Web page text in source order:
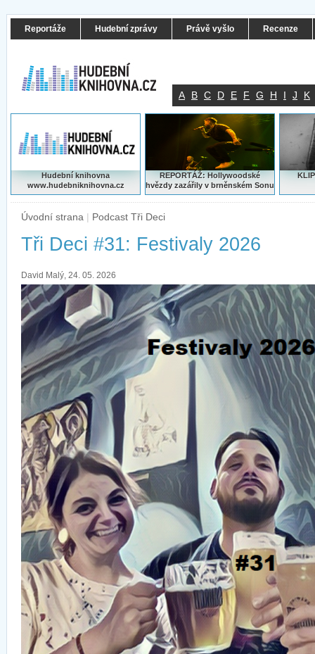
Reportáže Hudební zprávy Právě vyšlo Recenze
A B C D E F G H I J K
Hudební knihovna
www.hudebniknihovna.cz
REPORTÁŽ: Hollywoodské
hvězdy zazářily v brněnském Sonu
Úvodní strana | Podcast Tři Deci
Tři Deci #31: Festivaly 2026
David Malý, 24. 05. 2026